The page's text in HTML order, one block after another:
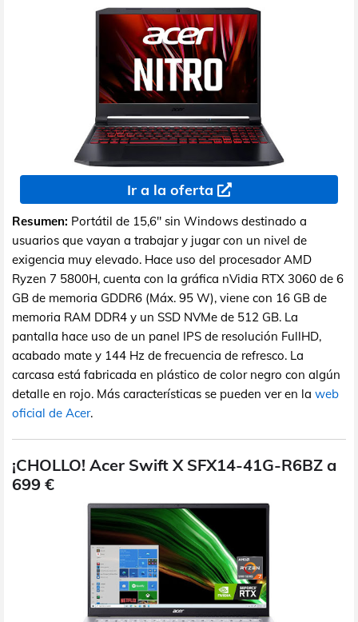
Ir a la oferta
Resumen: Portátil de 15,6" sin Windows destinado a
usuarios que vayan a trabajar y jugar con un nivel de
exigencia muy elevado. Hace uso del procesador AMD
Ryzen 7 5800H, cuenta con la gráfica nVidia RTX 3060 de 6
GB de memoria GDDR6 (Máx. 95 W), viene con 16 GB de
memoria RAM DDR4 y un SSD NVMe de 512 GB. La
pantalla hace uso de un panel IPS de resolución FullHD,
acabado mate y 144 Hz de frecuencia de refresco. La
carcasa está fabricada en plástico de color negro con algún
detalle en rojo. Más características se pueden ver en la web
oficial de Acer.
¡CHOLLO! Acer Swift X SFX14-41G-R6BZ a
699 €